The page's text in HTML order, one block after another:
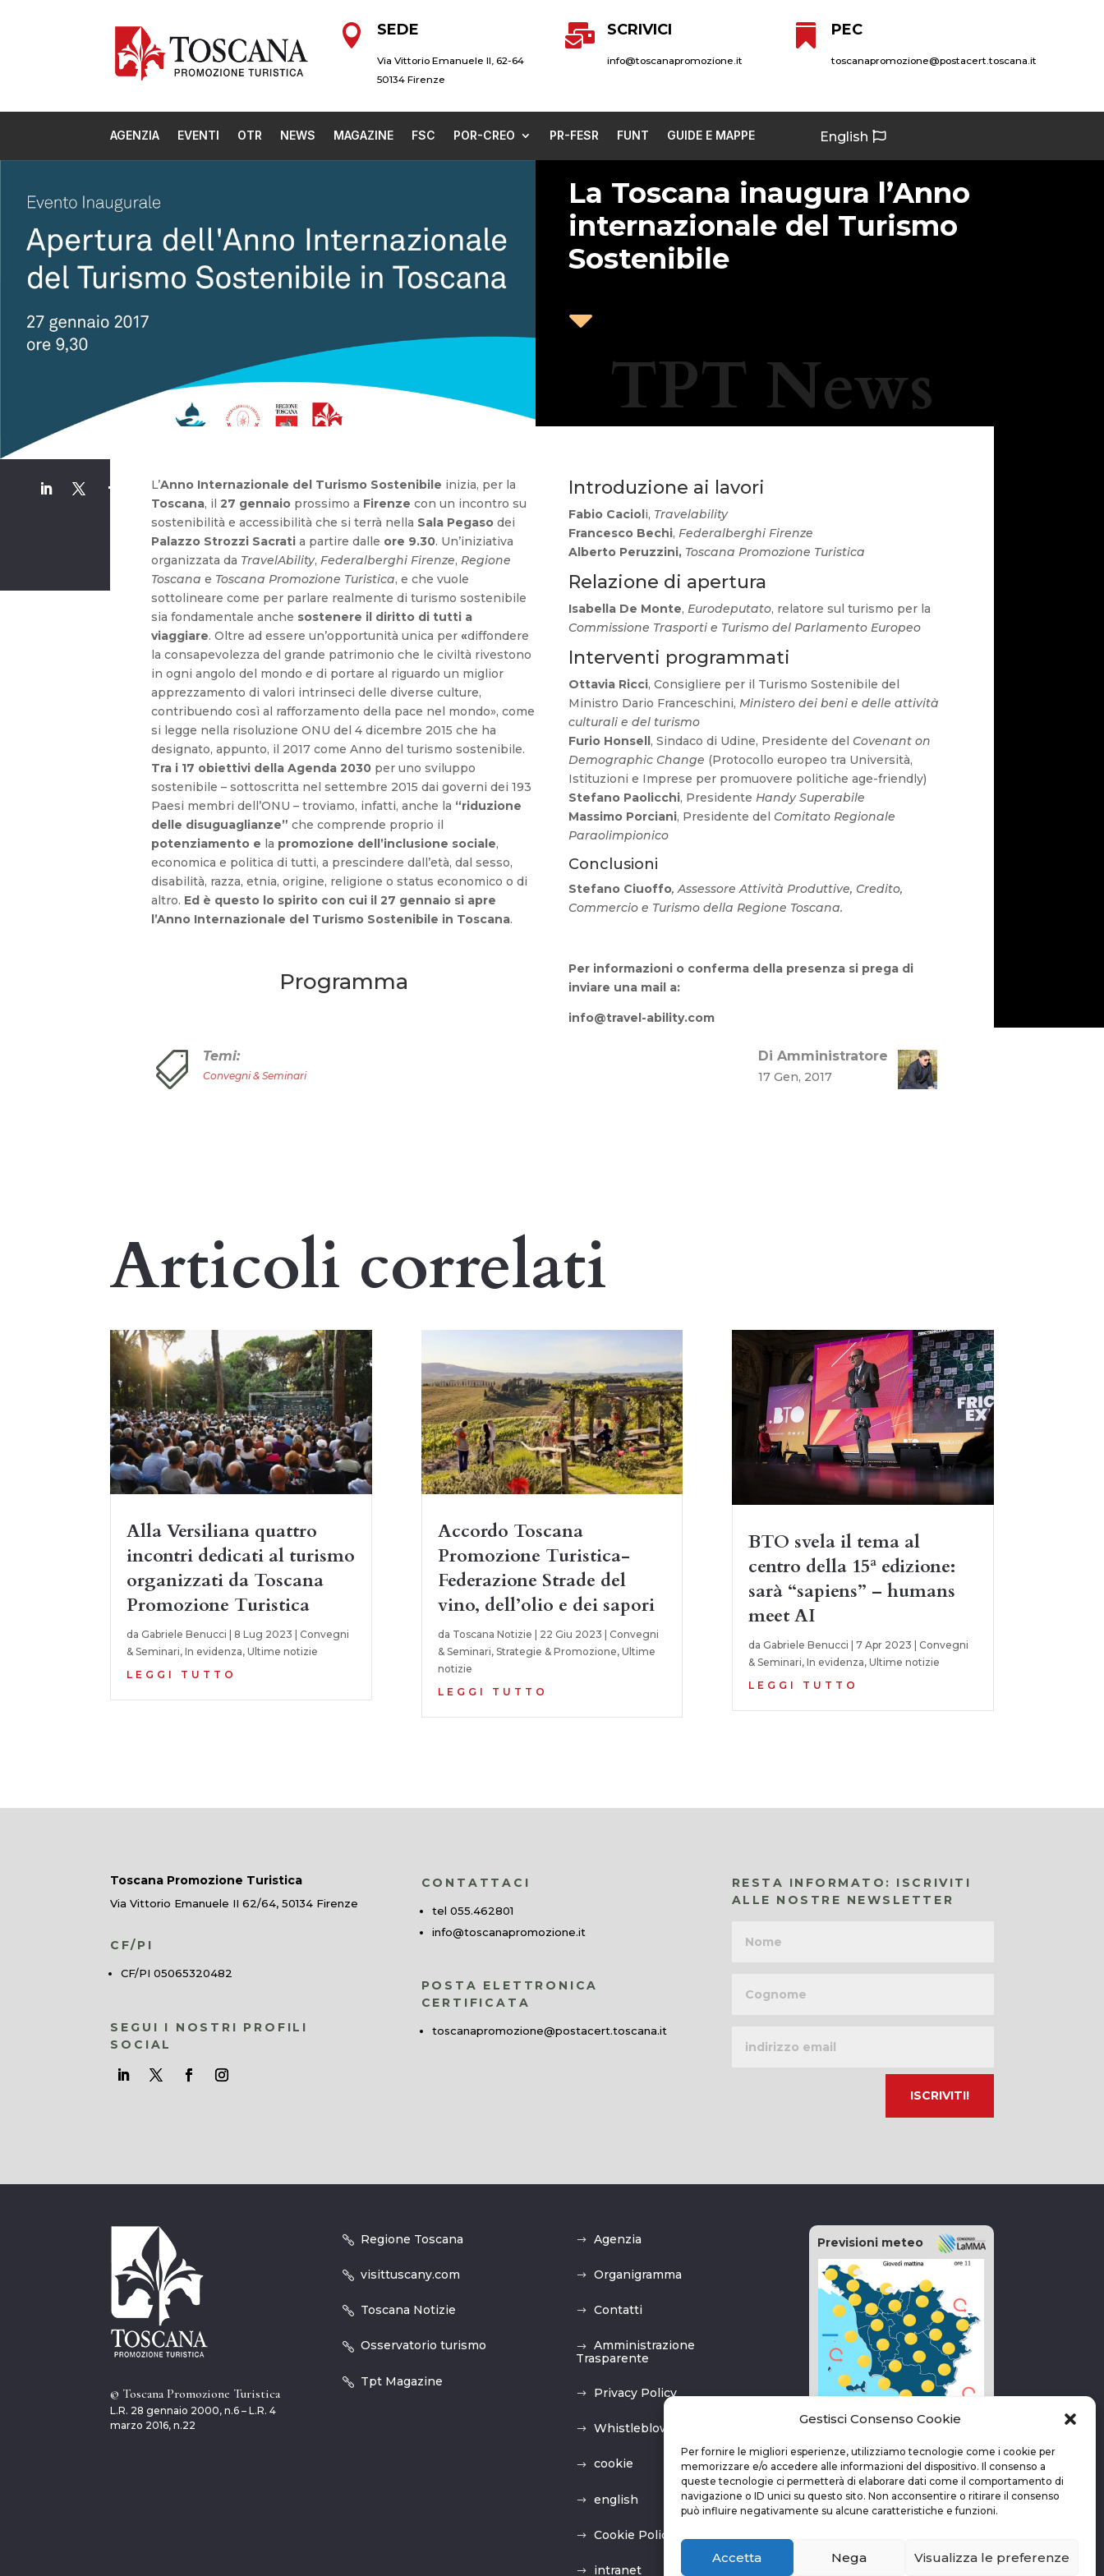
Gestisci Consenso Cookie
Per fornire le migliori esperienze, utilizziamo tecnologie come i cookie per
memorizzare e/o accedere alle informazioni del dispositivo. Il consenso a
queste tecnologie ci permetterà di elaborare dati come il comportamento di
navigazione o ID unici su questo sito. Non acconsentire o ritirare il consenso
può influire negativamente su alcune caratteristiche e funzioni.
Accetta Nega Visualizza le preferenze
 SEDE
Via Vittorio Emanuele II, 62-64
50134 Firenze
 SCRIVICI
info@toscanapromozione.it
 PEC
toscanapromozione@postacert.toscana.it
AGENZIA EVENTI OTR NEWS MAGAZINE FSC POR-CREO PR-FESR FUNT GUIDE E MAPPE English
TPT News
La Toscana inaugura l’Anno
internazionale del Turismo
Sostenibile

L’Anno Internazionale del Turismo Sostenibile inizia, per la
Toscana, il27 gennaio prossimo a Firenze con un incontro su
sostenibilità e accessibilità che si terrà nella Sala Pegaso dei
Palazzo Strozzi Sacrati a partire dalle ore 9.30. Un’iniziativa
organizzata da TravelAbility,Federalberghi Firenze,Regione
Toscana e Toscana Promozione Turistica, e che vuole
sottolineare come per parlare realmente di turismo sostenibile
sia fondamentale anche sostenere il diritto di tutti a
viaggiare. Oltre ad essere un’opportunità unica per «diffondere
la consapevolezza del grande patrimonio che le civiltà rivestono
in ogni angolo del mondoedi portare al riguardo un miglior
apprezzamento di valori intrinseci delle diverse culture,
contribuendo così al rafforzamento della pace nel mondo», come
si legge nella risoluzione ONU del 4 dicembre 2015 che ha
designato, appunto, il 2017 come Anno del turismo sostenibile.
Tra i 17 obiettivi della Agenda 2030 per uno sviluppo
sostenibile – sottoscritta nel settembre 2015 dai governi dei 193
Paesi membri dell’ONU – troviamo, infatti, anche la “riduzione
delle disuguaglianze” che comprende proprio il
potenziamento e la promozione dell’inclusione sociale,
economica e politica di tutti, a prescindere dall’età, dal sesso,
disabilità, razza, etnia, origine, religione o status economico o di
altro. Ed è questo lo spirito con cui il 27 gennaio si apre
l’Anno Internazionale del Turismo Sostenibile in Toscana.
Programma
Introduzione ai lavori
Fabio Caciol i, Travelability
Francesco Bechi, Federalberghi Firenze
Alberto Peruzzini, Toscana Promozione Turistica
Relazione di apertura
Isabella De Monte, Eurodeputato, relatore sul turismo per la
Commissione Trasporti e Turismo del Parlamento Europeo
Interventi programmati
Ottavia Ricci, Consigliere per il Turismo Sostenibile del
Ministro Dario Franceschini, Ministero dei beni e delle attività
culturali e del turismo
Furio Honsell , Sindaco di Udine, Presidente del Covenant on
Demographic Change (Protocollo europeo tra Università,
Istituzioni e Imprese per promuovere politiche age-friendly)
Stefano Paolicchi, Presidente Handy Superabile
Massimo Porciani, Presidente del Comitato Regionale
Paraolimpionico
Conclusioni
Stefano Ciuoffo, Assessore Attività Produttive, Credito,
Commercio e Turismo della Regione Toscana.
Per informazioni o conferma della presenza si prega di
inviare una mail a:
info@travel-ability.com
 Temi:
Convegni & Seminari
Di Amministratore
17 Gen, 2017
Articoli correlati
Alla Versiliana quattro
incontri dedicati al turismo
organizzati da Toscana
Promozione Turistica
da Gabriele Benucci | 8 Lug 2023 | Convegni
& Seminari,In evidenza,Ultime notizie
LEGGI TUTTO
Accordo Toscana
Promozione Turistica-
Federazione Strade del
vino, dell’olio e dei sapori
da Toscana Notizie | 22 Giu 2023 | Convegni
& Seminari, Strategie & Promozione, Ultime
notizie
LEGGI TUTTO
BTO svela il tema al
centro della 15ª edizione:
sarà “sapiens” – humans
meet AI
da Gabriele Benucci | 7 Apr 2023 | Convegni
& Seminari, In evidenza, Ultime notizie
LEGGI TUTTO
Toscana Promozione Turistica
Via Vittorio Emanuele II 62/64, 50134 Firenze
CF/PI
CF/PI 05065320482
SEGUI I NOSTRI PROFILI
SOCIAL
CONTATTACI
tel 055.462801
info@toscanapromozione.it
POSTA ELETTRONICA
CERTIFICATA
toscanapromozione@postacert.toscana.it
RESTA INFORMATO: ISCRIVITI
ALLE NOSTRE NEWSLETTER
email
© Toscana Promozione Turistica
L.R. 28 gennaio 2000, n.6 – L.R. 4
marzo 2016, n.22
Regione Toscana
visittuscany.com
Toscana Notizie
Osservatorio turismo
Tpt Magazine
Agenzia
Organigramma
Contatti
Amministrazione
Trasparente
Privacy Policy
Whistleblowing
cookie
english
Cookie Policy (UE)
intranet
Previsioni meteo
vai alla pagina delle previsioni